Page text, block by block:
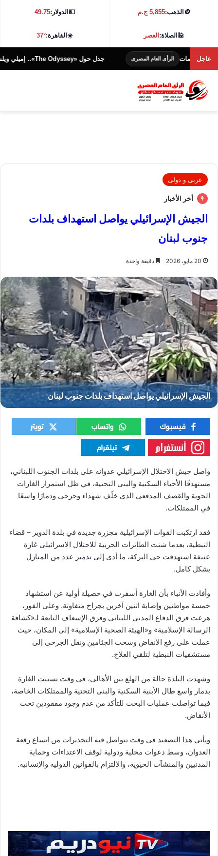
🪙 الذهب:5,855 ج.م 💵الدولار:49.75
🕌الصلاة:العصر ☀️القاهرة:37°
عاجلالرأى العام المصرى جدل حول «The Odyssey».. إميلي ويلسون تواصل انتقاداتها للفيلم
عربى و دولى
أخر الأخبار
الجيش الإسرائيلي يواصل استهداف بلدات
جنوب لبنان
20 مايو، 2026 دقيقة واحدة
الجيش الإسرائيلي
واصل جيش الاحتلال الإسرائيلي عدوانه على بلدات الجنوب اللبناني،
مستهدفًا الأحياء السكنية والبنى التحتية، في ظل استمرار الغارات
الجوية والقصف المدفعي الذي خلّف شهداء وجرحى ودمارًا واسعًا
في الممتلكات.
فقد ارتكبت القوات الإسرائيلية مجزرة جديدة في بلدة الدوير – قضاء
النبطية، بعدما شنت الطائرات الحربية للاحتلال الاسرائيلى غارة
عنيفة استهدفت حي البركة، ما أدى إلى تدمير عدد من المنازل
بشكل كامل.
وأفادت الأنباء بأن الغارة أسفرت في حصيلة أولية عن استشهاد
خمسة مواطنين وإصابة اثنين آخرين بجراح متفاوتة. وعلى الفور،
هرعت فرق الدفاع المدني اللبناني وفرق الإسعاف التابعة لـ«كشافة
الرسالة الإسلامية» و«الهيئة الصحية الإسلامية» إلى المكان، حيث
عملت على رفع الأنقاض وسحب الجثامين ونقل الجرحى إلى
مستشفيات النبطية لتلقي العلاج.
وشهدت البلدة حالة من الهلع بين الأهالي، في وقت تسببت الغارة
بدمار واسع طال الأبنية السكنية والبنى التحتية والممتلكات الخاصة،
فيما تواصلت عمليات البحث للتأكد من عدم وجود مفقودين تحت
الأنقاض.
ويأتي هذا التصعيد في وقت تتواصل فيه التحذيرات من اتساع رقعة
العدوان، وسط دعوات محلية ودولية لوقف الاعتداءات وحماية
المدنيين والمنشآت الحيوية، والالتزام بالقوانين الدولية والإنسانية.